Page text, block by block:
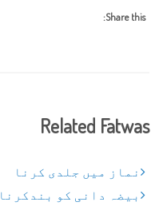
Share this:
Related Fatwas
نماز میں جلدی کرنا
بیضہ دانی کو بندکرنا